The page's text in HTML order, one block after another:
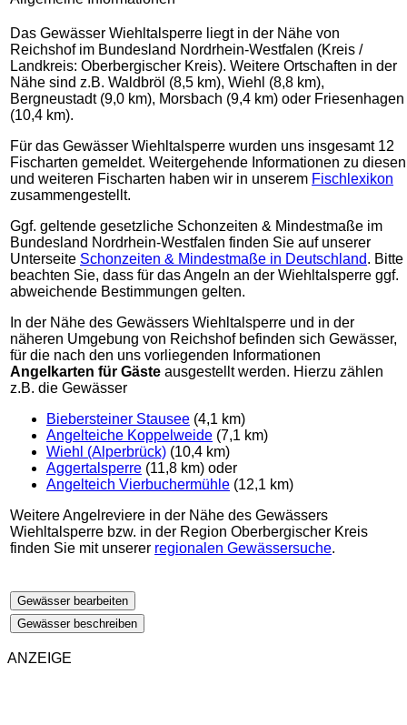
Das Gewässer Wiehltalsperre liegt in der Nähe von
Reichshof im Bundesland Nordrhein-Westfalen (Kreis /
Landkreis: Oberbergischer Kreis). Weitere Ortschaften in der
Nähe sind z.B. Waldbröl (8,5 km), Wiehl (8,8 km),
Bergneustadt (9,0 km), Morsbach (9,4 km) oder Friesenhagen
(10,4 km).
Für das Gewässer Wiehltalsperre wurden uns insgesamt 12
Fischarten gemeldet. Weitergehende Informationen zu diesen
und weiteren Fischarten haben wir in unserem Fischlexikon
zusammengestellt.
Ggf. geltende gesetzliche Schonzeiten & Mindestmaße im
Bundesland Nordrhein-Westfalen finden Sie auf unserer
Unterseite Schonzeiten & Mindestmaße in Deutschland. Bitte
beachten Sie, dass für das Angeln an der Wiehltalsperre ggf.
abweichende Bestimmungen gelten.
In der Nähe des Gewässers Wiehltalsperre und in der
näheren Umgebung von Reichshof befinden sich Gewässer,
für die nach den uns vorliegenden Informationen
Angelkarten für Gäste ausgestellt werden. Hierzu zählen
z.B. die Gewässer
Biebersteiner Stausee (4,1 km)
Angelteiche Koppelweide (7,1 km)
Wiehl (Alperbrück) (10,4 km)
Aggertalsperre (11,8 km) oder
Angelteich Vierbuchermühle (12,1 km)
Weitere Angelreviere in der Nähe des Gewässers
Wiehltalsperre bzw. in der Region Oberbergischer Kreis
finden Sie mit unserer regionalen Gewässersuche.
Gewässer bearbeiten
Gewässer beschreiben
ANZEIGE